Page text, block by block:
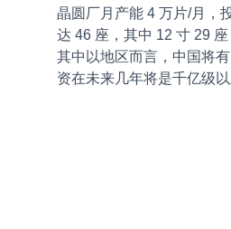
晶圆厂月产能 4 万片/月，
达 46 座，其中 12 寸 29
其中以地区而言，中国将
资在未来几年将是千亿级以